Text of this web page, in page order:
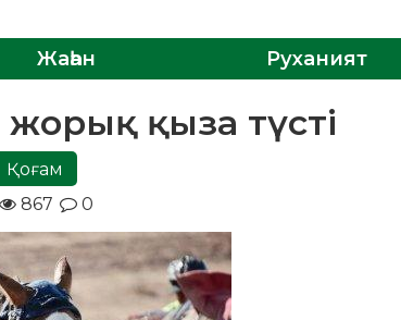
Жаһан Руханият
қыза түсті
Қоғам
867 0